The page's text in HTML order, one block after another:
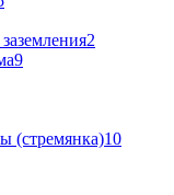
2
9
(стремянка)10